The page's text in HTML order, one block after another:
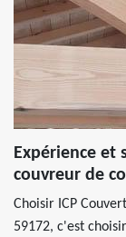
Expérience et
couvreur de
Choisir ICP
59172, c'est